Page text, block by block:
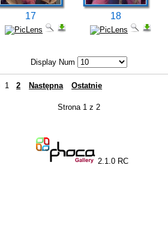
17 18
Display Num
1 2 Następna Ostatnie
Strona 1 z 2
2.1.0 RC